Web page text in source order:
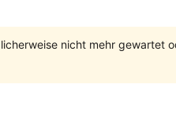
nicht mehr gewartet